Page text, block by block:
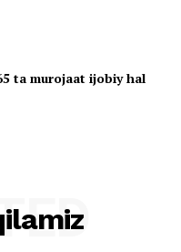
ta murojaat ijobiy hal